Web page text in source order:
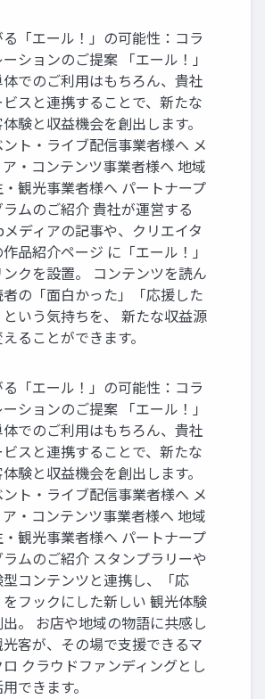
「エール！」の可能性：コラ
ションのご提案 「エール！」
体でのご利用はもちろん、貴社
ビスと連携することで、新たな
験と収益機会を創出します。
ト・ライブ配信事業者様へ メ
・コンテンツ事業者様へ 地域
・観光事業者様へ パートナープ
ラムのご紹介 貴社が運営する
ディアの記事や、クリエイタ
品紹介ページ に「エール！」
ンクを設置。 コンテンツを読ん
者の「面白かった」「応援した
という気持ちを、 新たな収益源
ることができます。
「エール！」の可能性：コラ
ションのご提案 「エール！」
体でのご利用はもちろん、貴社
ビスと連携することで、新たな
験と収益機会を創出します。
ト・ライブ配信事業者様へ メ
・コンテンツ事業者様へ 地域
・観光事業者様へ パートナープ
ラムのご紹介 スタンプラリーや
型コンテンツと連携し、「応
フックにした新しい 観光体験
出。 お店や地域の物語に共感し
光客が、その場で支援できるマ
クラウドファンディングとし
できます。